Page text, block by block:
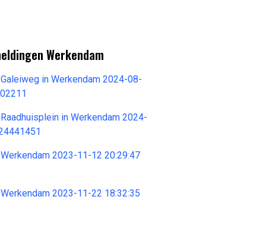
Werkendam
in Werkendam 2024-08-
in Werkendam 2024-
2023-11-12 20:29:47
2023-11-22 18:32:35